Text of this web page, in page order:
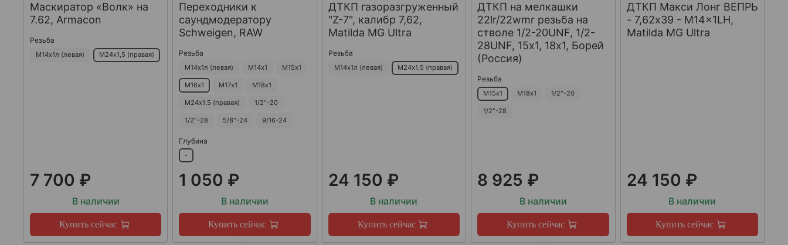
Маскиратор «Волк» на
7.62, Armacon
Резьба
М14х1л (левая) М24х1,5 (правая)
7 700 ₽
В наличии
Купить сейчас
Переходники к
саундмодератору
Schweigen, RAW
Резьба
М14х1л (левая) М14х1 М15х1
М16х1 М17х1 М18х1
М24х1,5 (правая) 1/2"-20
1/2"-28 5/8"-24 9/16-24
Глубина
-
1 050 ₽
В наличии
Купить сейчас
ДТКП газоразгруженный
"Z-7", калибр 7,62,
Matilda MG Ultra
Резьба
М14х1л (левая) М24х1,5 (правая)
24 150 ₽
В наличии
Купить сейчас
ДТКП на мелкашки
22lr/22wmr резьба на
стволе 1/2-20UNF, 1/2-
28UNF, 15х1, 18х1, Борей
(Россия)
Резьба
М15х1 М18х1 1/2"-20
1/2"-28
8 925 ₽
В наличии
Купить сейчас
ДТКП Макси Лонг ВЕПРЬ
- 7,62x39 - M14x1LH,
Matilda MG Ultra
24 150 ₽
В наличии
Купить сейчас